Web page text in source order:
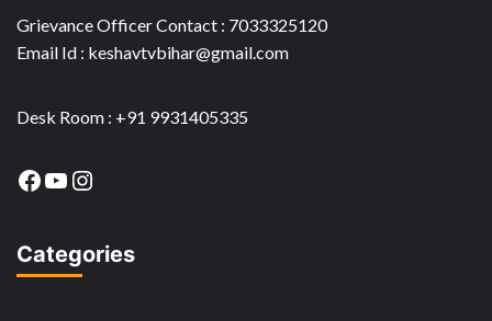
Grievance Officer Contact : 7033325120
Email Id : keshavtvbihar@gmail.com
Desk Room : +91 9931405335
Facebook
YouTube
Instagram
Categories